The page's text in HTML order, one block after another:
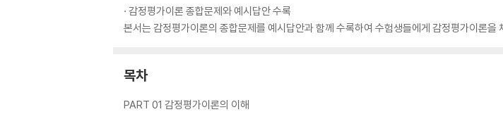
· 감정평가이론 종합문제와 예시답안 수록
본서는 감정평가이론의 종합문제를 예시답안과 함께 수록하여 수험생들에게 감정평가이론
목차
PART 01 감정평가이론의 이해